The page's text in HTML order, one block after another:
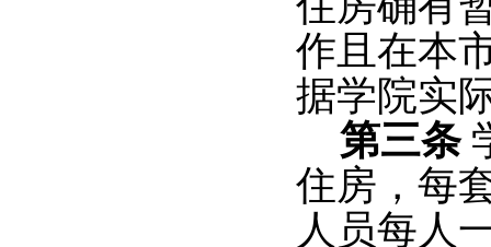
作且在本
据学院实
第三条
住房，每
人员每人